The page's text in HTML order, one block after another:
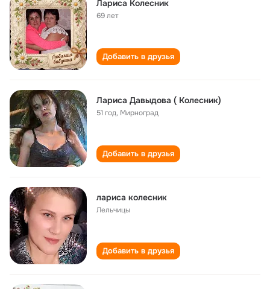
Лариса Колесник
69 лет
Добавить в друзья
Лариса Давыдова ( Колесник)
51 год, Мирноград
Добавить в друзья
лариса колесник
Лельчицы
Добавить в друзья